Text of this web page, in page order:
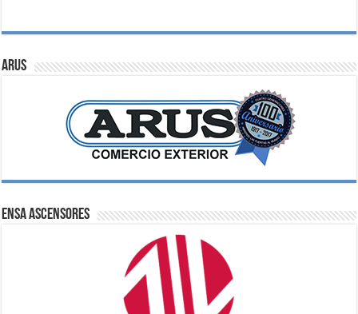
ARUS
ENSA Ascensores